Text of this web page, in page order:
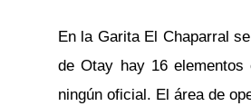
En la Garita El Chaparral
de Otay hay 16
ningún oficial. El área de